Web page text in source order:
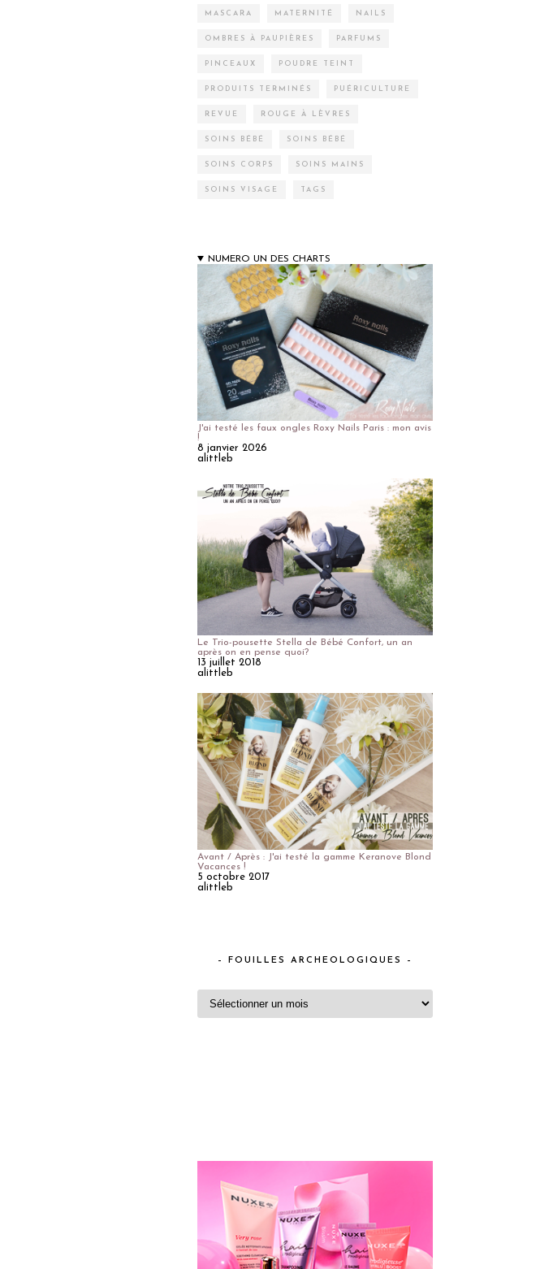
MASCARA MATERNITÉ NAILS
OMBRES À PAUPIÈRES PARFUMS
PINCEAUX POUDRE TEINT
PRODUITS TERMINÉS PUÉRICULTURE
REVUE ROUGE À LÈVRES
SOINS BÉBÉ SOINS BÉBÉ
SOINS CORPS SOINS MAINS
SOINS VISAGE TAGS
NUMERO UN DES CHARTS
J'ai testé les faux ongles Roxy Nails Paris : mon avis
!
8 janvier 2026
alittleb
Le Trio-pousette Stella de Bébé Confort, un an
après on en pense quoi?
13 juillet 2018
alittleb
Avant / Après : J'ai testé la gamme Keranove Blond
Vacances !
5 octobre 2017
alittleb
– FOUILLES ARCHEOLOGIQUES –